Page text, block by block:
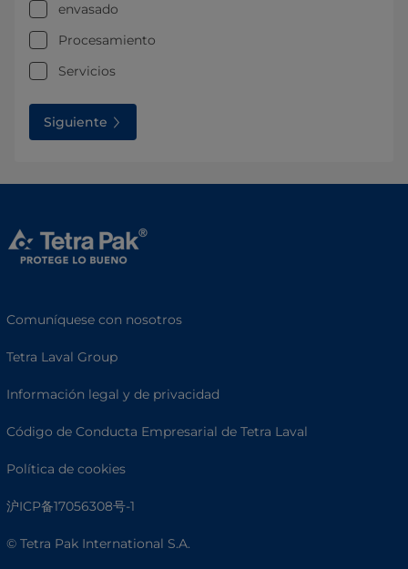
envasado
Procesamiento
Servicios
Siguiente
Comuníquese con nosotros
Tetra Laval Group
Información legal y de privacidad
Código de Conducta Empresarial de Tetra Laval
Política de cookies
沪ICP备17056308号-1
© Tetra Pak International S.A.